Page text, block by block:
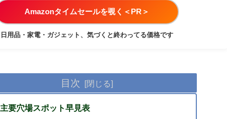
Amazonタイムセールを覗く＜PR＞
日用品・家電・ガジェット、気づくと終わってる価格です
目次
主要穴場スポット早見表